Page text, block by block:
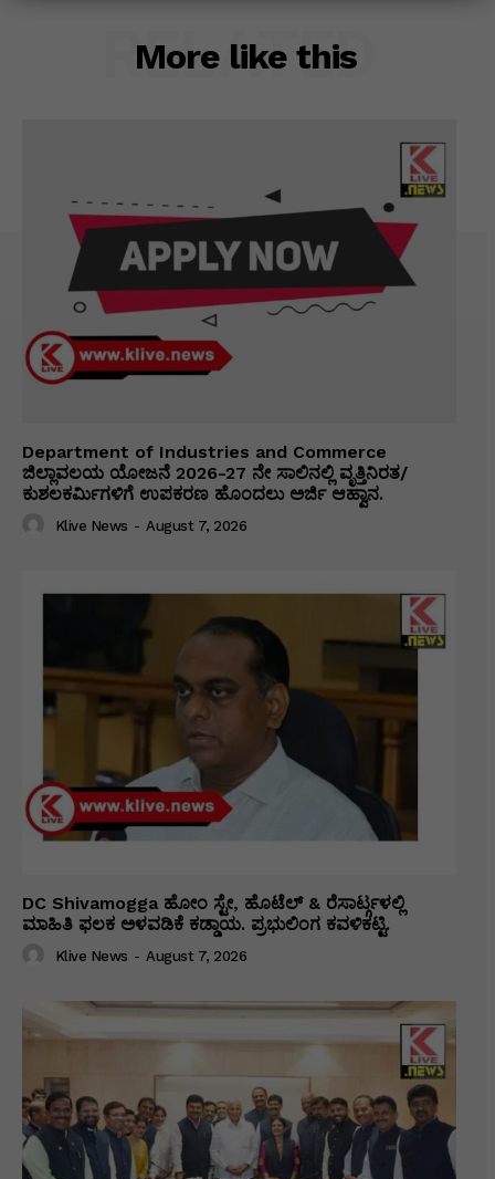
More like this
RELATED
Department of Industries and Commerce
ಜಿಲ್ಲಾವಲಯ ಯೋಜನೆ 2026-27 ನೇ ಸಾಲಿನಲ್ಲಿ ವೃತ್ತಿನಿರತ/
ಕುಶಲಕರ್ಮಿಗಳಿಗೆ ಉಪಕರಣ ಹೊಂದಲು ಅರ್ಜಿ ಆಹ್ವಾನ.
Klive News - August 7, 2026
DC Shivamogga ಹೋಂ ಸ್ಟೇ, ಹೊಟೆಲ್ & ರೆಸಾರ್ಟ್ಗಳಲ್ಲಿ
ಮಾಹಿತಿ ಫಲಕ ಅಳವಡಿಕೆ ಕಡ್ಡಾಯ. ಪ್ರಭುಲಿಂಗ ಕವಳಿಕಟ್ಟಿ.
Klive News - August 7, 2026